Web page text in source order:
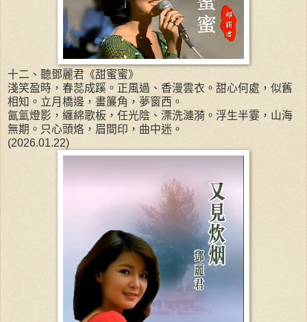
十二、聽鄧麗君《甜蜜蜜》
淺笑盈時，春蕊成蹊。正風過、香漫雲衣。甜心何處，似舊
相知。立月橋邊，畫簾角，夢窗西。
氤氳燈影，纏綿歌板，任光陰、漂洗漣漪。浮生半霎，山海
無期。只心頭烙，眉間印，曲中迷。
(2026.01.22)